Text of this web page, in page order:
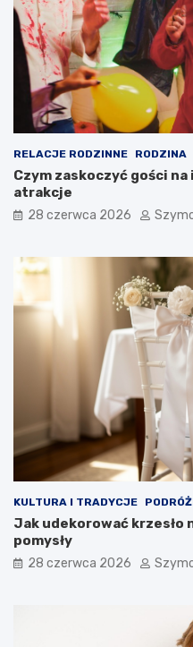
RELACJE RODZINNE RODZINA
Czym zaskoczyć gości
atrakcje
28 czerwca 2026
KULTURA I TRADYCJE
Jak udekorować krzesło
pomysły
28 czerwca 2026